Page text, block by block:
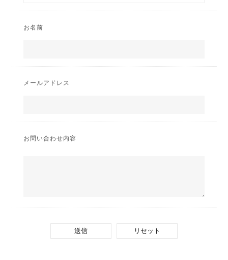
お名前
メールアドレス
お問い合わせ内容